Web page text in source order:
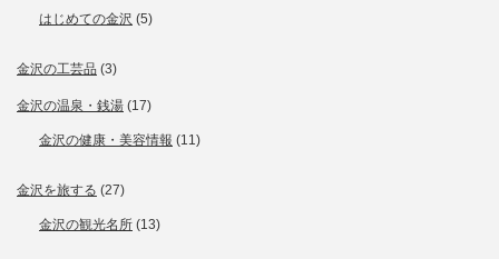
はじめての金沢 (5)
金沢の工芸品 (3)
金沢の温泉・銭湯 (17)
金沢の健康・美容情報 (11)
金沢を旅する (27)
金沢の観光名所 (13)